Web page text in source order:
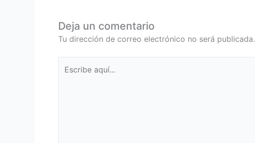
Deja un comentario
Tu dirección de correo electrónico no será publicada.
aquí...